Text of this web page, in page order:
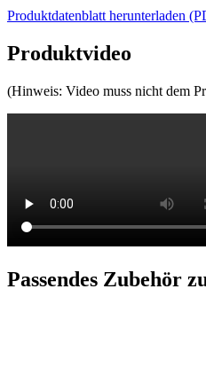
Produktdatenblatt herunterladen
Produktvideo
(Hinweis: Video muss nicht dem
Passendes Zubehör